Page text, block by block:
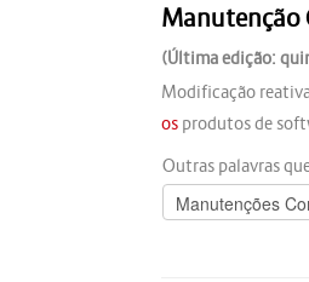
Manutenção
(Última edição:
Modificação
osprodutos de
Outras palavras